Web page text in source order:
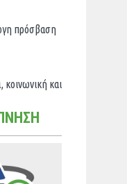
πρόσβαση
κοινωνική και